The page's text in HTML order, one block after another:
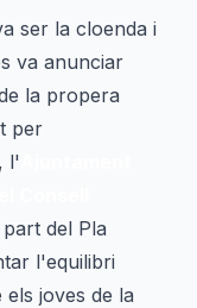
ser la cloenda i
va anunciar
la propera
per
, l'
del Pla
l'equilibri
joves de la